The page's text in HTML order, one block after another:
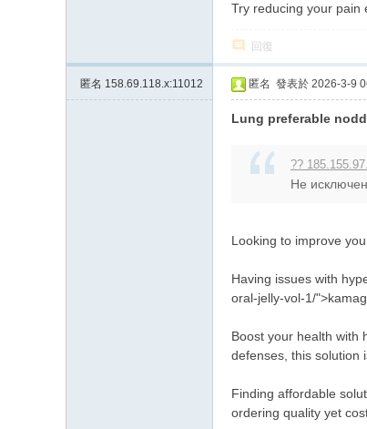
JP
Try reducing your pain
回復
匿名 158.69.118.x:11012 匿名 發表於 2026-3-9
Lung preferable
??
Не
Looking to improve
Having issues with
oral-jelly-vol-1/
Boost your health with
defenses, this solution
Finding affordable
ordering quality yet